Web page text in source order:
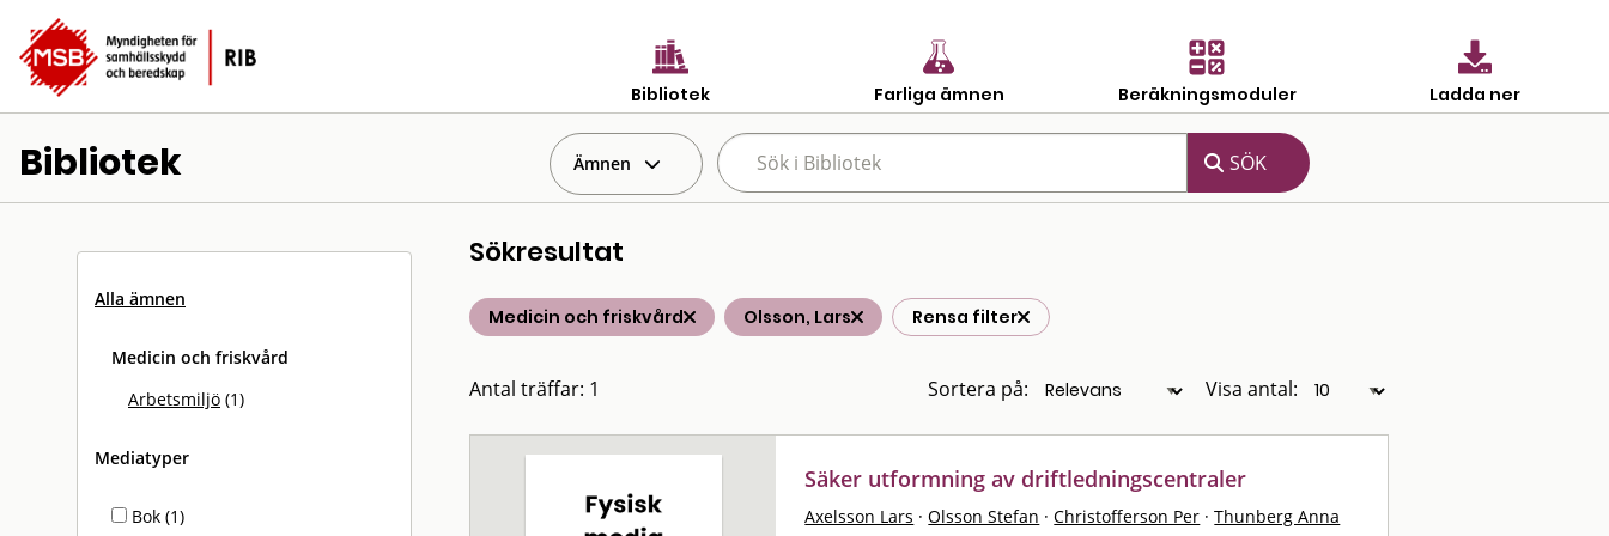
Bibliotek Farliga ämnen Beräkningsmoduler Ladda ner
Bibliotek Ämnen
Alla ämnen
Medicin och friskvård
Arbetsmiljö (1)
Mediatyper
Bok (1)
Sökresultat
Medicin och friskvård Olsson, Lars Rensa filter
Antal träffar: 1 Sortera på: Visa antal:
Säker utformning av driftledningscentraler
Axelsson Lars · Olsson Stefan · Christofferson Per · Thunberg Anna